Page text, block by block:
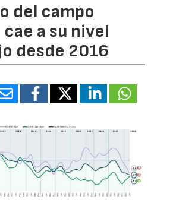
del campo
a su nivel
desde 2016